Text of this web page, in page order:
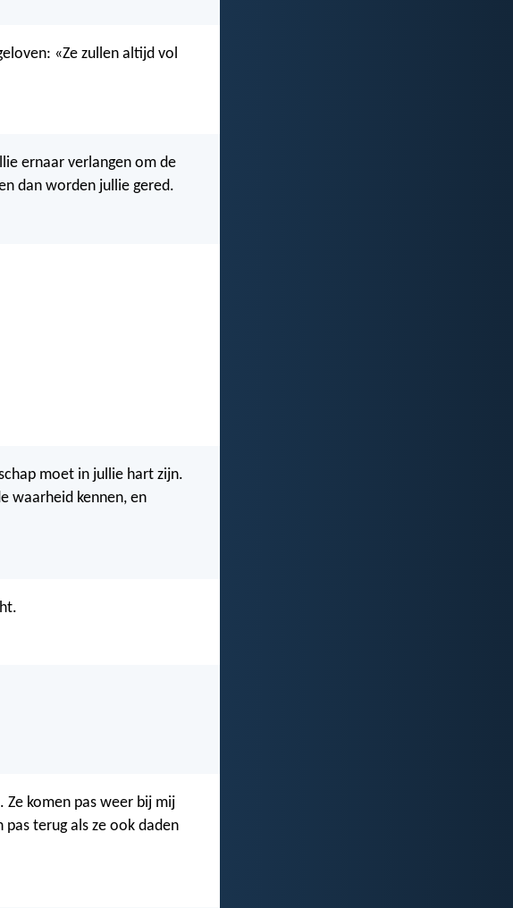
«Ze zullen altijd vol
ernaar verlangen om de
dan worden jullie gered.
moet in jullie hart zijn.
waarheid kennen, en
komen pas weer bij mij
terug als ze ook daden